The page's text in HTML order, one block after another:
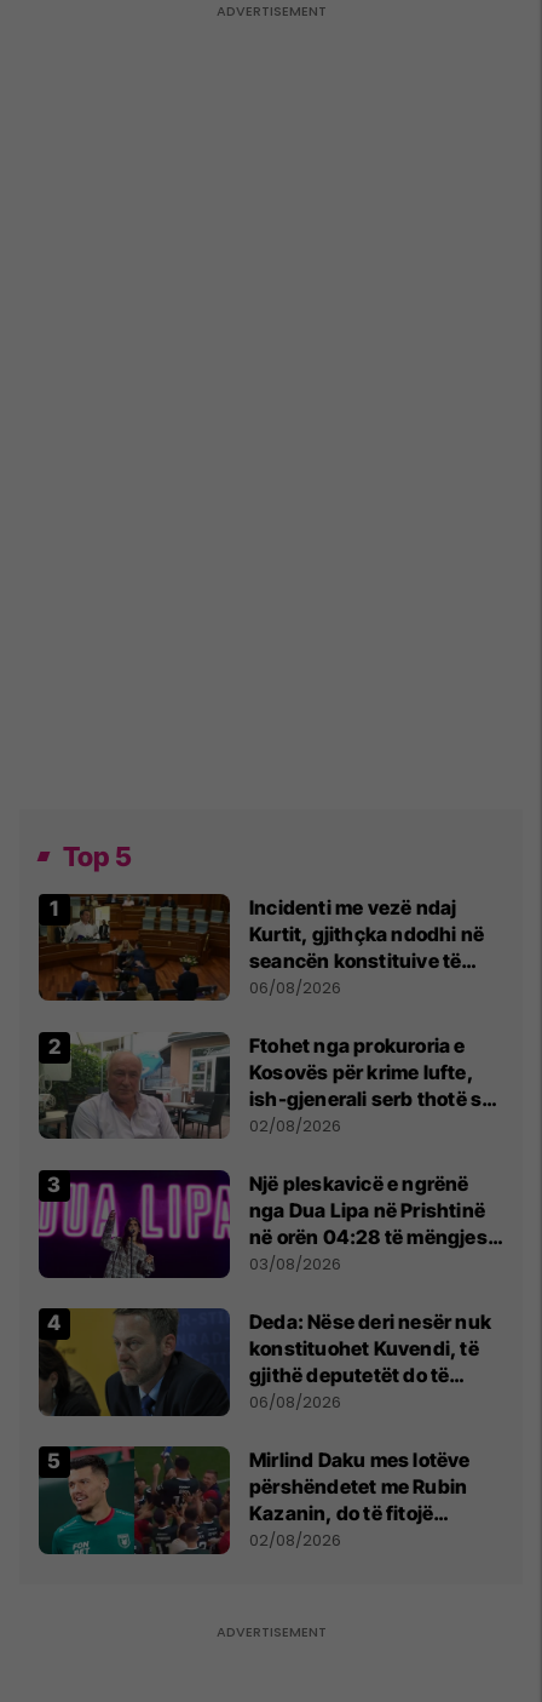
Top 5
Incidenti me vezë ndaj
Kurtit, gjithçka ndodhi në
seancën konstituive të
Kuvendit
06/08/2026
Ftohet nga prokuroria e
Kosovës për krime lufte,
ish-gjenerali serb thotë se
dikush e tradhtoi në
02/08/2026
Një pleskavicë e ngrënë
nga Dua Lipa në Prishtinë
në orën 04:28 të mëngjesit
- dhe bota digjitale serbe
03/08/2026
Deda: Nëse deri nesër nuk
konstituohet Kuvendi, të
gjithë deputetët do të
bëjnë shkelje të rëndë
06/08/2026
Mirlind Daku mes lotëve
përshëndetet me Rubin
Kazanin, do të fitojë
miliona te Spartak Moska
02/08/2026